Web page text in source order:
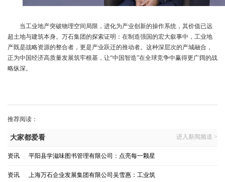
当工业地产突破物理空间局限，进化为产业创新的操作系统，其价值已远
超土地与建筑本身。万石集团的探索证明：在制造强国的宏大叙事中，工业地
产既是战略资源的整合者，更是产业跃迁的推动者。这种深层次的产城融合，
正为中国经济高质量发展筑牢根基，让“中国智造”在全球竞争中赢得更广阔的战
略纵深。
推荐阅读：
大家都爱看 进入新闻频道 >
资讯 平阳县学滋味图书管理有限公司：点亮每一颗星
资讯 上海万石企业发展集团有限公司吴雪惠：工业筑